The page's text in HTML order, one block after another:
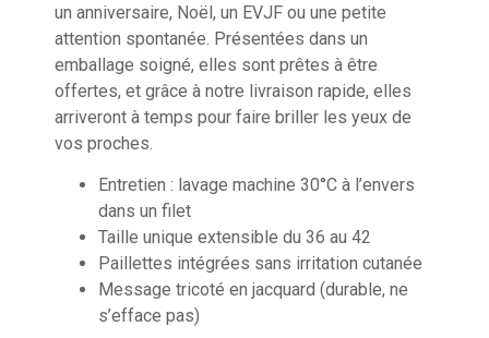
un anniversaire, Noël, un EVJF ou une petite
attention spontanée. Présentées dans un
emballage soigné, elles sont prêtes à être
offertes, et grâce à notre livraison rapide, elles
arriveront à temps pour faire briller les yeux de
vos proches.
Entretien : lavage machine 30°C à l’envers
dans un filet
Taille unique extensible du 36 au 42
Paillettes intégrées sans irritation cutanée
Message tricoté en jacquard (durable, ne
s’efface pas)